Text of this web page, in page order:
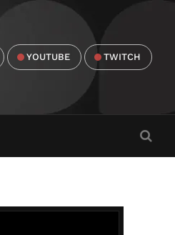
YOUTUBE TWITCH